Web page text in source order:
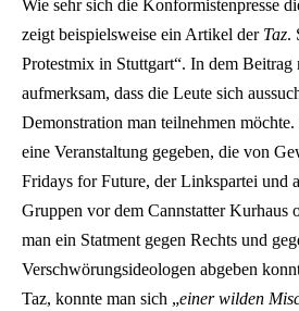
Wie sehr sich die Konformistenpresse
zeigt beispielsweise ein Artikel der Taz.
Protestmix in Stuttgart“. In dem Beitrag
aufmerksam, dass die Leute sich
Demonstration man teilnehmen möchte.
eine Veranstaltung gegeben, die von
Fridays for Future, der Linkspartei und
Gruppen vor dem Cannstatter Kurhaus
man ein Statment gegen Rechts und
Verschwörungsideologen abgeben
Taz, konnte man sich „einer wilden